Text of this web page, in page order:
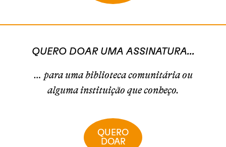
QUERO DOAR UMA ASSINATURA...
… para uma biblioteca comunitária ou
alguma instituição que conheço.
QUERO
DOAR